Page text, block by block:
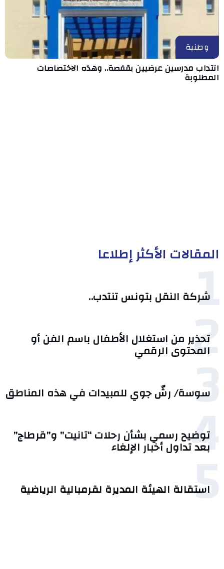
وطنية
انتداب مدرسين عرضيين بقفصة.. وهذه الاختصاصات
المطلوبة
المقالات الأكثر إطلاعا
1
شركة النقل بتونس تنتدب..
2
تحذير من استغلال الأطفال باسم الفن أو
المحتوى الرقمي
3
سوسة/ رشّ جوي للمبيدات في هذه المناطق
4
توضيح رسمي بشأن رحلات “تانيت” و”قرطاج”
بعد تداول أخبار الإلغاء
5
استقالة الهيئة المديرة لقرمبالية الرياضية